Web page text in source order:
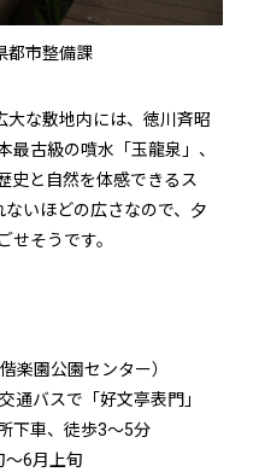
都市整備課
な敷地内には、徳川斉昭
最古級の噴水「玉龍泉」、
史と自然を体感できるス
いほどの広さなので、夕
せそうです。
楽園公園センター）
通バスで「好文亭表門」
下車、徒歩3～5分
～6月上旬